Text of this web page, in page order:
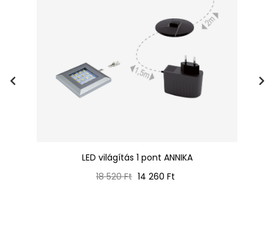
LED világítás 1 pont ANNIKA
Normál
18 520 Ft Ár
14 260 Ft